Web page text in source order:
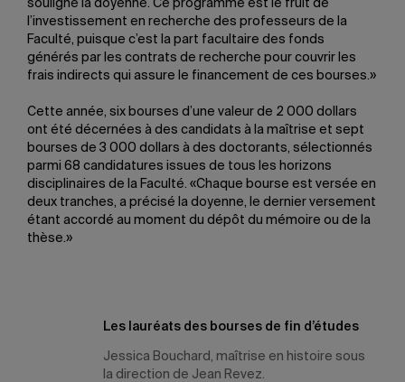
souligné la doyenne. Ce programme est le fruit de
l’investissement en recherche des professeurs de la
Faculté, puisque c’est la part facultaire des fonds
générés par les contrats de recherche pour couvrir les
frais indirects qui assure le financement de ces bourses.»
Cette année, six bourses d’une valeur de 2 000 dollars
ont été décernées à des candidats à la maîtrise et sept
bourses de 3 000 dollars à des doctorants, sélectionnés
parmi 68 candidatures issues de tous les horizons
disciplinaires de la Faculté. «Chaque bourse est versée en
deux tranches, a précisé la doyenne, le dernier versement
étant accordé au moment du dépôt du mémoire ou de la
thèse.»
Les lauréats des bourses de fin d’études
Jessica Bouchard
, maîtrise en histoire sous
la direction de Jean Revez.